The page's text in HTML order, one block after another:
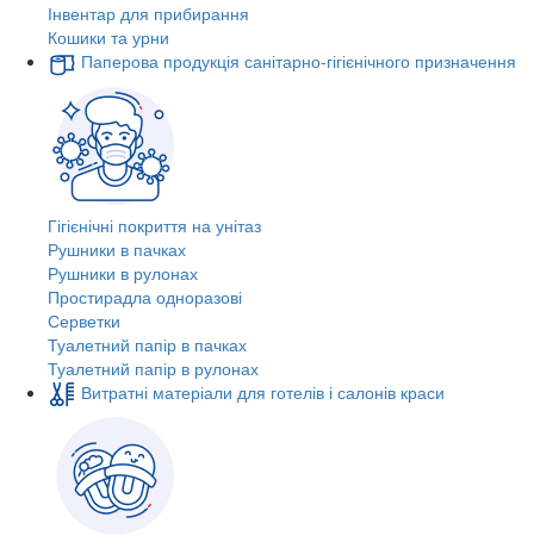
Інвентар для прибирання
Кошики та урни
Паперова продукція санітарно-гігієнічного призначення
Гігієнічні покриття на унітаз
Рушники в пачках
Рушники в рулонах
Простирадла одноразові
Серветки
Туалетний папір в пачках
Туалетний папір в рулонах
Витратні матеріали для готелів і салонів краси